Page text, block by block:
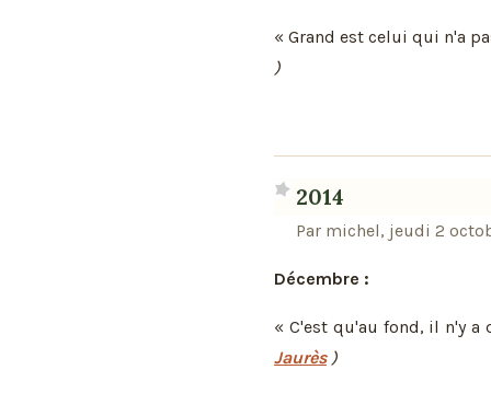
« Grand est celui qui n'a
)
2014
Par michel, jeudi 2
Décembre :
« C'est qu'au fond, il n'y
Jaurès)